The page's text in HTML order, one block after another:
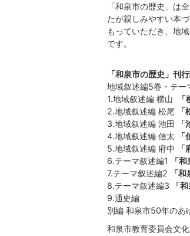
「和泉市の歴史」は
たが親しみやすい本
もっていただき、地
です。
「和泉市の歴史」刊
地域叙述編5巻・テー
1.地域叙述編 横山
2.地域叙述編 松尾
3.地域叙述編 池田
4.地域叙述編 信太
5.地域叙述編 府中
6.テーマ叙述編1
「
7.テーマ叙述編2
「
8.テーマ叙述編3
「
9.通史編
別編 和泉市50年のあ
和泉市教育委員会文